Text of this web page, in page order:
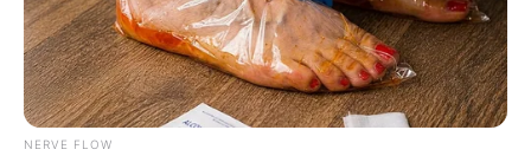
NERVE FLOW